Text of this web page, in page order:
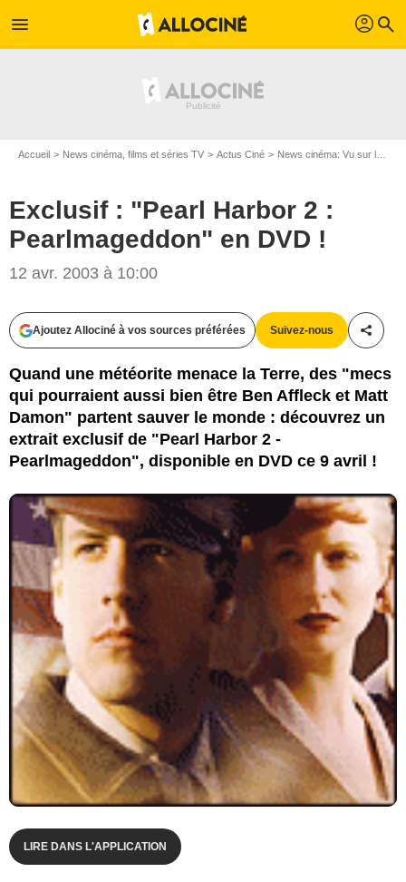
menu profil search
Accueil News cinéma, films et séries TV Actus Ciné News cinéma: Vu sur le web
Exclusif : "Pearl Harbor 2 :
Pearlmageddon" en DVD !
12 avr. 2003 à 10:00
Ajoutez Allociné à vos sources préférées Suivez-nous
Quand une météorite menace la Terre, des "mecs
qui pourraient aussi bien être Ben Affleck et Matt
Damon" partent sauver le monde : découvrez un
extrait exclusif de "Pearl Harbor 2 -
Pearlmageddon", disponible en DVD ce 9 avril !
LIRE DANS L'APPLICATION